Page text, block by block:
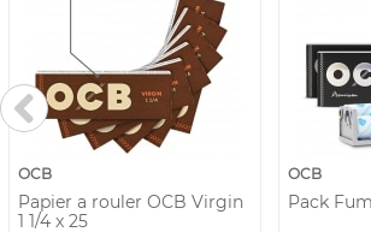
OCB
Papier a rouler OCB Virgin
1 1/4 x 25
OCB
Pack